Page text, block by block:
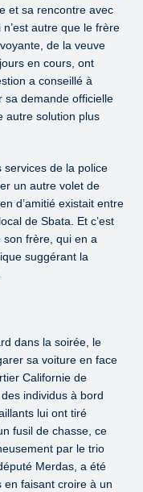
et sa rencontre avec
autre que le frère
de la veuve
en cours, ont
a conseillé à
sa demande officielle
autre solution plus
services de la police
un autre volet de
d’amitié existait entre
de Sbata. Et c’est
son frère, qui en a
suggérant la
dans la soirée, le
sa voiture en face
Californie de
individus à bord
lui ont tiré
fusil de chasse, ce
par le trio
Merdas, a été
faisant croire à un